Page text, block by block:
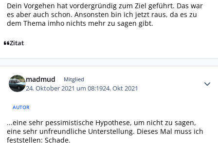
Dein Vorgehen hat vordergründig zum Ziel geführt. Das war
es aber auch schon. Ansonsten bin ich jetzt raus, da es zu
dem Thema imho nichts mehr zu sagen gibt.
Zitat
madmud Mitglied
24. Oktober 2021 um 08:1924. Okt 2021
AUTOR
...eine sehr pessimistische Hypothese, um nicht zu sagen,
eine sehr unfreundliche Unterstellung. Dieses Mal muss ich
feststellen: Schade.